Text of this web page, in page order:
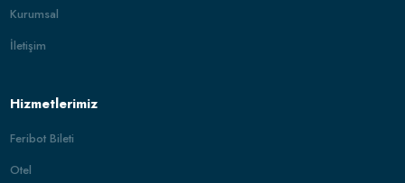
Kurumsal
İletişim
Hizmetlerimiz
Feribot Bileti
Otel